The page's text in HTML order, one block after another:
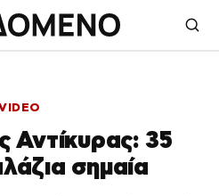
Αντίκυρας: 35
σημαία